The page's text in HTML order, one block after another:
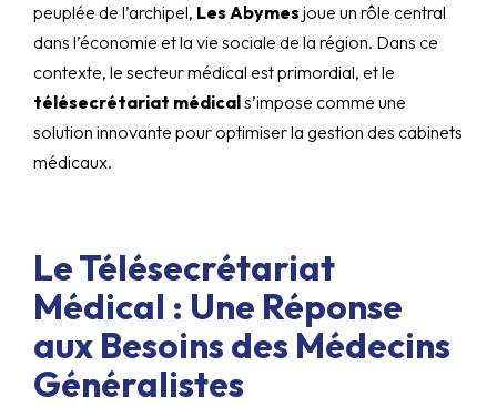
peuplée de l’archipel, Les Abymes joue un rôle central
dans l’économie et la vie sociale de la région. Dans ce
contexte, le secteur médical est primordial, et le
télésecrétariat médicals’impose comme une
solution innovante pour optimiser la gestion des cabinets
médicaux.
Le Télésecrétariat
Médical : Une Réponse
aux Besoins des Médecins
Généralistes